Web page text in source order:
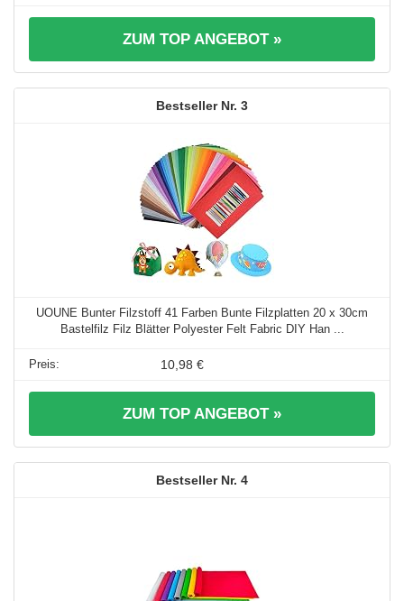
ZUM TOP ANGEBOT »
3
UOUNE Bunter Filzstoff 41 Farben Bunte Filzplatten 20 x 30cm
Bastelfilz Filz Blätter Polyester Felt Fabric DIY Han ...
10,98 €
ZUM TOP ANGEBOT »
4